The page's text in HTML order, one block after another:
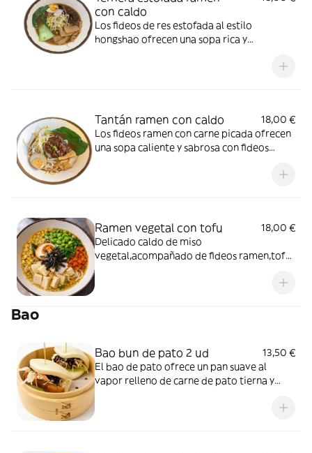
con caldo
Los fideos de res estofada al estilo
hongshao ofrecen una sopa rica y
Tantán ramen con caldo
18,00 €
Los fideos ramen con carne picada ofrecen
una sopa caliente y sabrosa con fideos
Ramen vegetal con tofu
18,00 €
Delicado caldo de miso
vegetal,acompañado de fideos ramen,tofu
Bao
Bao bun de pato 2 ud
13,50 €
El bao de pato ofrece un pan suave al
vapor relleno de carne de pato tierna y